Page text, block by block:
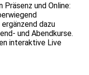
Präsenz und Online:
dazu
und Abendkurse.
interaktive Live